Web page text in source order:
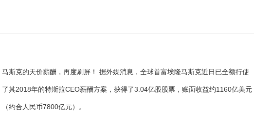
马斯克的天价薪酬，再度刷屏！ 据外媒消息，全球首富埃隆马斯克近日已全额行使
了其2018年的特斯拉CEO薪酬方案，获得了3.04亿股股票，账面收益约1160亿美元
（约合人民币7800亿元）。